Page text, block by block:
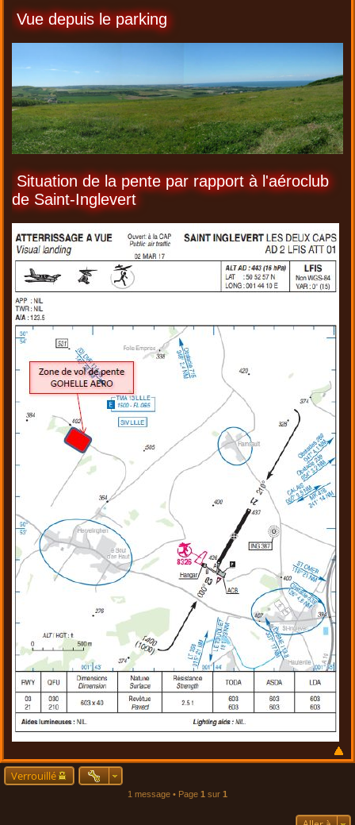
Vue depuis le parking
Situation de la pente par rapport à l'aéroclub
de Saint-Inglevert
Verrouillé
1 message • Page 1 sur 1